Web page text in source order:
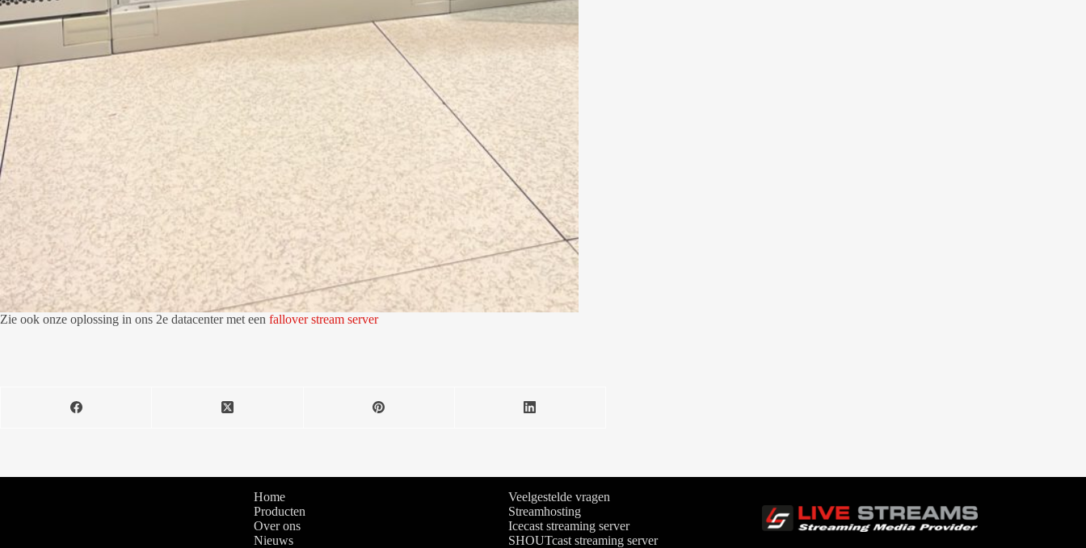
Zie ook onze oplossing in ons 2e datacenter met een fallover stream server
Home
Producten
Over ons
Nieuws
Veelgestelde vragen
Streamhosting
Icecast streaming server
SHOUTcast streaming server